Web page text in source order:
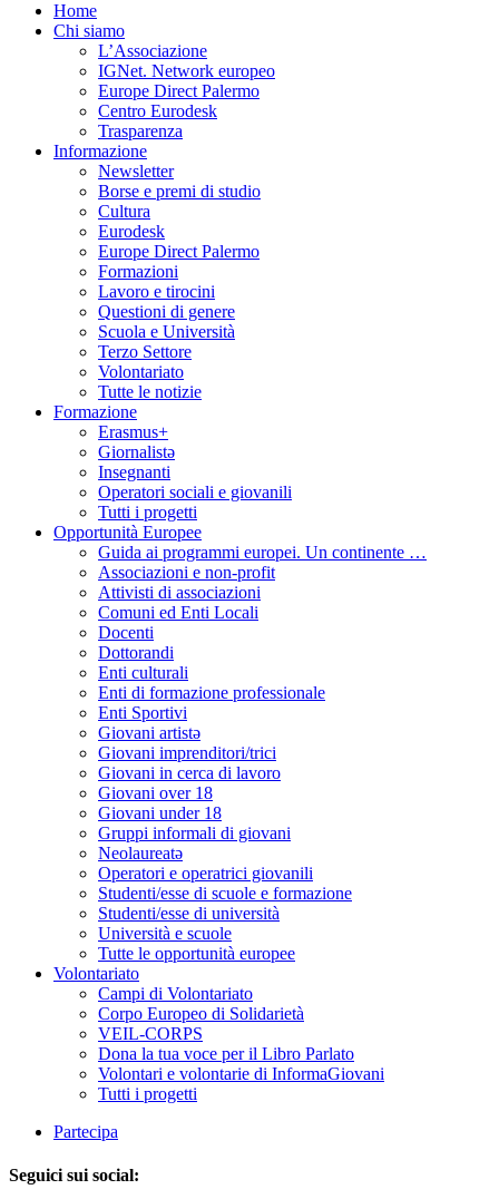
Home
Chi siamo
L’Associazione
IGNet. Network europeo
Europe Direct Palermo
Centro Eurodesk
Trasparenza
Informazione
Newsletter
Borse e premi di studio
Cultura
Eurodesk
Europe Direct Palermo
Formazioni
Lavoro e tirocini
Questioni di genere
Scuola e Università
Terzo Settore
Volontariato
Tutte le notizie
Formazione
Erasmus+
Giornalistə
Insegnanti
Operatori sociali e giovanili
Tutti i progetti
Opportunità Europee
Guida ai programmi europei. Un continente …
Associazioni e non-profit
Attivisti di associazioni
Comuni ed Enti Locali
Docenti
Dottorandi
Enti culturali
Enti di formazione professionale
Enti Sportivi
Giovani artistə
Giovani imprenditori/trici
Giovani in cerca di lavoro
Giovani over 18
Giovani under 18
Gruppi informali di giovani
Neolaureatə
Operatori e operatrici giovanili
Studenti/esse di scuole e formazione
Studenti/esse di università
Università e scuole
Tutte le opportunità europee
Volontariato
Campi di Volontariato
Corpo Europeo di Solidarietà
VEIL-CORPS
Dona la tua voce per il Libro Parlato
Volontari e volontarie di InformaGiovani
Tutti i progetti
Partecipa
Seguici sui social: